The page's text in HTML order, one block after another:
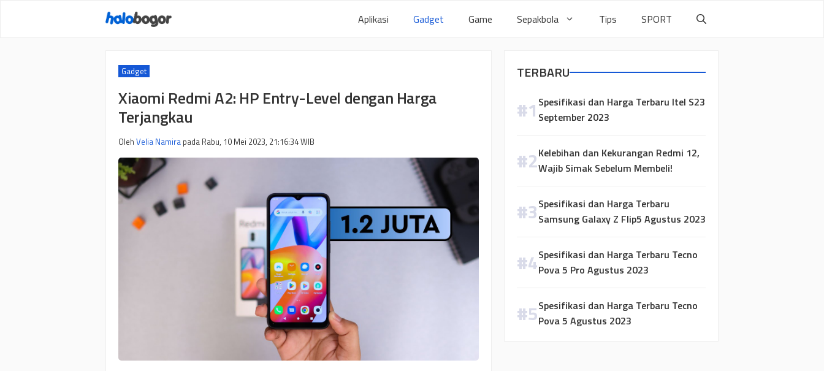
Aplikasi Gadget Game Sepakbola Tips SPORT
Gadget
Xiaomi Redmi A2: HP Entry-Level dengan Harga
Terjangkau
Oleh Velia Namira pada Rabu, 10 Mei 2023, 21:16:34WIB
TERBARU
Spesifikasi dan Harga Terbaru Itel S23
September 2023
Kelebihan dan Kekurangan Redmi 12,
Wajib Simak Sebelum Membeli!
Spesifikasi dan Harga Terbaru
Samsung Galaxy Z Flip5 Agustus 2023
Spesifikasi dan Harga Terbaru Tecno
Pova 5 Pro Agustus 2023
Spesifikasi dan Harga Terbaru Tecno
Pova 5 Agustus 2023